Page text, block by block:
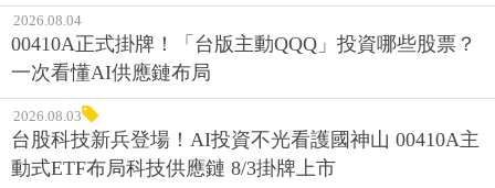
2026.08.04
00410A正式掛牌！「台版主動QQQ」投資哪些股票？
一次看懂AI供應鏈布局
2026.08.03
台股科技新兵登場！AI投資不光看護國神山 00410A主
動式ETF布局科技供應鏈 8/3掛牌上市